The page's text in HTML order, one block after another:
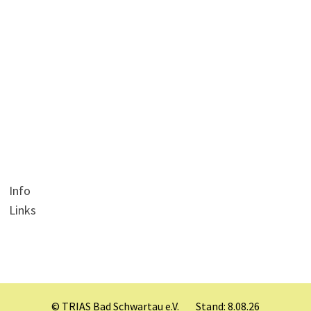
Info
Links
© TRIAS Bad Schwartau e.V.___Stand: 8.08.26